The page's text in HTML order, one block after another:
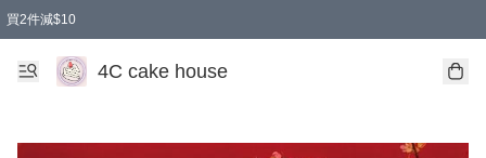
買2件減$10
任選兩件減$10
買兩盒減$10
買兩件減$10
買2件減$10
4C cake house